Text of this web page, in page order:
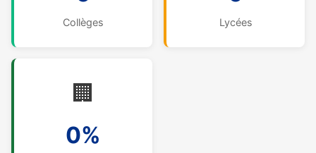
Collèges Lycées
🏢
0%